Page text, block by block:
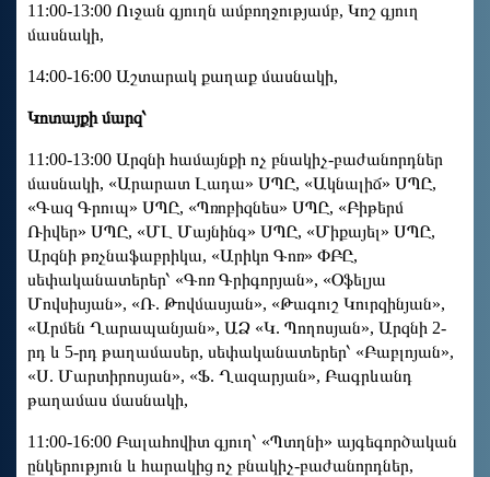
11:00-13:00 Ուջան գյուղն ամբողջությամբ, Կոշ գյուղ
մասնակի,
14:00-16:00 Աշտարակ քաղաք մասնակի,
Կոտայքի մարզ՝
11:00-13:00 Արզնի համայնքի ոչ բնակիչ-բաժանորդներ
մասնակի, «Արարատ Լադա» ՍՊԸ, «Ակնալիճ» ՍՊԸ,
«Գազ Գրուպ» ՍՊԸ, «Պռոբիզնես» ՍՊԸ, «Բիթերմ
Ռիվեր» ՍՊԸ, «ՄԼ Մայնինգ» ՍՊԸ, «Միքայել» ՍՊԸ,
Արզնի թռչնաֆաբրիկա, «Արիկո Գոռ» ՓԲԸ,
սեփականատերեր՝ «Գոռ Գրիգորյան», «Օֆելյա
Մովսիսյան», «Ռ. Թովմասյան», «Թագուշ Կուրզինյան»,
«Արմեն Ղարապանյան», ԱՁ «Կ. Պողոսյան», Արզնի 2-
րդ և 5-րդ թաղամասեր, սեփականատերեր՝ «Բաբլոյան»,
«Ս. Մարտիրոսյան», «Ֆ. Ղազարյան», Բագրևանդ
թաղամաս մասնակի,
11:00-16:00 Բալահովիտ գյուղ՝ «Պտղնի» այգեգործական
ընկերություն և հարակից ոչ բնակիչ-բաժանորդներ,